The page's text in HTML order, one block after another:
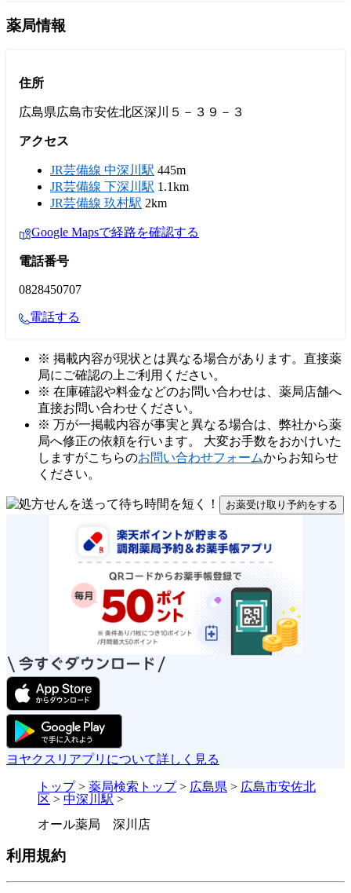
薬局情報
住所
広島県広島市安佐北区深川５－３９－３
アクセス
JR芸備線 中深川駅 445m
JR芸備線 下深川駅 1.1km
JR芸備線 玖村駅 2km
Google Mapsで経路を確認する
電話番号
0828450707
電話する
※ 掲載内容が現状とは異なる場合があります。直接薬
局にご確認の上ご利用ください。
※ 在庫確認や料金などのお問い合わせは、薬局店舗へ
直接お問い合わせください。
※ 万が一掲載内容が事実と異なる場合は、弊社から薬
局へ修正の依頼を行います。 大変お手数をおかけいた
しますがこちらのお問い合わせフォームからお知らせ
ください。
お薬受け取り予約をする
ヨヤクスリアプリについて詳しく見る
トップ> 薬局検索トップ> 広島県 > 広島市安佐北
区 > 中深川駅 >
オール薬局 深川店
利用規約